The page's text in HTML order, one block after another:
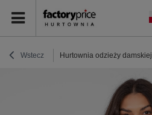
Wstecz Hurtownia odzieży damskiej